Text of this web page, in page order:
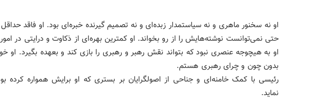
او نه سخنور ماهری و نه سیاستمدار زبده‌ای و نه تصمیم گیرنده خبره‌ای بود. او فاقد
حتی نمی‌توانست نوشته‌هایش را از رو بخواند. او کمترین بهره‌ای از ذکاوت و درایتی در
او به هیچوجه عنصری نبود که بتواند نقش رهبر و رهبری را بازی کند و بعهده بگیرد. او
بدون چون و چرای رهبری هستم.
رئیسی با کمک خامنه‌ای و جناحی از اصولگرایان بر بستری که او برایش همواره کرده
نماید.